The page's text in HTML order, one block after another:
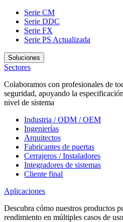
Serie CM
Serie DDC
Serie FX
Serie PS Actualizada
Soluciones
Sectores
Colaboramos con profesionales de
seguridad, apoyando la
nivel de sistema
Industria / ODM / OEM
Ingenierías
Arquitectos
Fabricantes de puertas
Cerrajeros / Instaladores
Integradores de sistemas
Cliente final
Aplicaciones
Descubra cómo nuestros productos
rendimiento en múltiples casos de uso